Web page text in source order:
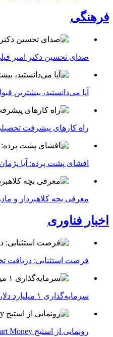
فرهنگی
صدای تحسین دکتر امیر
آیا می‌دانستید، بیشترین
راه کارهای پیشرفت
افشای پشت پرده: آیا
معرفی بچه کلاهبردار و
اخبار فناوری
فرصت استثنایی: دریافت تخفیف ۴۰۰ دلاری بلیط کنفرانس تک‌کرانچ
سرمایه‌گذاری ۱ میلیارد دلاری انویدیا در پروژه هوش مصنوعی ناور
رونمایی از استیج Smart Money در رویداد تک‌کرانچ دیسراپ ۲۰۲۶؛ بررسی آینده فین‌تک، پرداخت‌ ها و هوش مصنوعی